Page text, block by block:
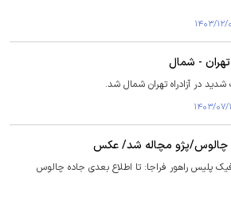
تهران - شمال
در آزادراه تهران شمال شد.
چالوس/پژو مچاله شد/ عکس
پلیس راهور فراجا: تا اطلاع بعدی جاده چالوس